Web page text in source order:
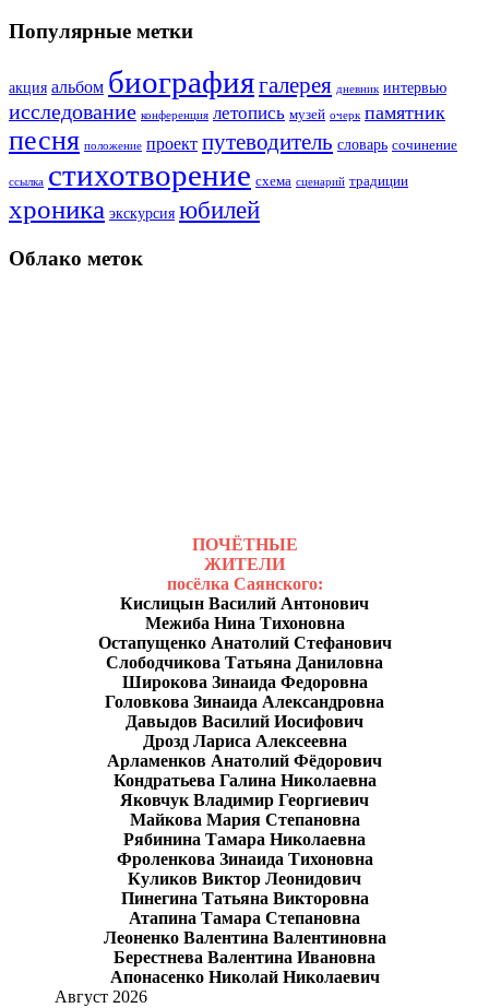
Популярные метки
акция альбом биографиягалерея дневник интервью
исследование конференция летопись музей очерк памятник
песня положение проект путеводитель словарь сочинение
ссылка стихотворение схема сценарий традиции
хроника экскурсия юбилей
Облако меток
ПОЧЁТНЫЕ
ЖИТЕЛИ
посёлка Саянского:
Кислицын Василий Антонович
Межиба Нина Тихоновна
Остапущенко Анатолий Стефанович
Слободчикова Татьяна Даниловна
Широкова Зинаида Федоровна
Головкова Зинаида Александровна
Давыдов Василий Иосифович
Дрозд Лариса Алексеевна
Арламенков Анатолий Фёдорович
Кондратьева Галина Николаевна
Яковчук Владимир Георгиевич
Майкова Мария Степановна
Рябинина Тамара Николаевна
Фроленкова Зинаида Тихоновна
Куликов Виктор Леонидович
Пинегина Татьяна Викторовна
Атапина Тамара Степановна
Леоненко Валентина Валентиновна
Берестнева Валентина Ивановна
Апонасенко Николай Николаевич
Август 2026